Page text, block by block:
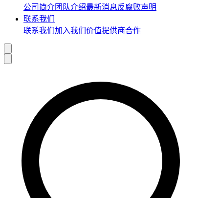
公司简介团队介绍最新消息反腐败声明
联系我们
联系我们 加入我们 价值提供商合作